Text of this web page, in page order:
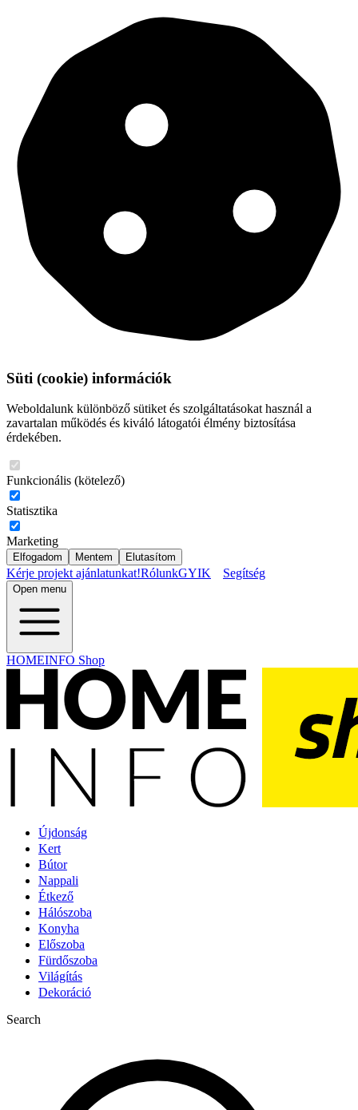
Süti (cookie) információk
Weboldalunk különböző sütiket és szolgáltatásokat használ a
zavartalan működés és kiváló látogatói élmény biztosítása
érdekében.
Funkcionális (kötelező)
Statisztika
Marketing
Elfogadom Mentem Elutasítom
Kérje projekt ajánlatunkat!RólunkGYIK Segítség
Open menu
HOMEINFO Shop
Újdonság
Kert
Bútor
Nappali
Étkező
Hálószoba
Konyha
Előszoba
Fürdőszoba
Világítás
Dekoráció
Search